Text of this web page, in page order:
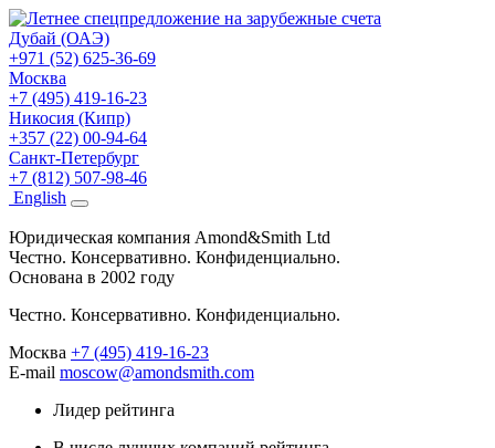
Дубай (ОАЭ)
+971 (52) 625-36-69
Москва
+7 (495) 419-16-23
Никосия (Кипр)
+357 (22) 00-94-64
Санкт-Петербург
+7 (812) 507-98-46
English
Юридическая компания Amond&Smith Ltd
Честно. Консервативно. Конфиденциально.
Основана в 2002 году
Честно. Консервативно. Конфиденциально.
Москва +7 (495) 419-16-23
E-mail moscow@amondsmith.com
Лидер рейтинга